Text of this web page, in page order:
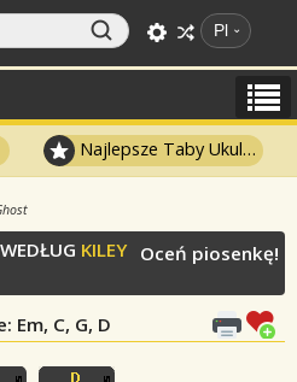
Pl
Najlepsze Taby Ukulele
KILEY
: Em, C, G, D
Oceń piosenkę!